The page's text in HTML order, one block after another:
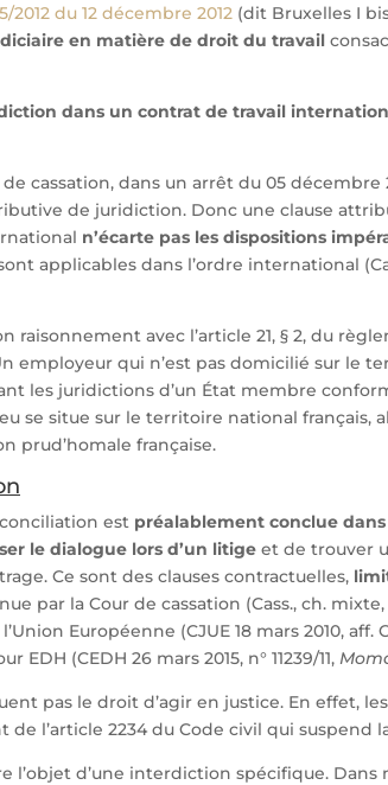
du 12 décembre 2012 (dit Bruxelles I
en matière de droit du travail
dans un contrat de travail
cassation, dans un arrêt du 05 décembre
de juridiction. Donc une clause
n’écarte pas les dispositions
applicables dans l’ordre international
raisonnement avec l’article 21, § 2, du
employeur qui n’est pas domicilié sur le
les juridictions d’un État membre
se situe sur le territoire national français,
prud’homale française.
est préalablement conclue
le dialogue lors d’un litige et de trouver
Ce sont des clauses contractuelles,
par la Cour de cassation (Cass., ch. mixte,
Européenne (CJUE 18 mars 2010, aff.
EDH (CEDH 26 mars 2015, n° 11239/11,
pas le droit d’agir en justice. En effet,
de l’article 2234 du Code civil qui suspend
l’objet d’une interdiction spécifique. Dans